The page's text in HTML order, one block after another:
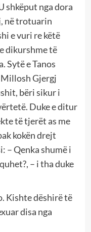
shkëput nga dora
në trotuarin
e vuri re këtë
dikurshme të
Sytë e Tanos
Gjergj
bëri sikur i
Duke e ditur
të tjerët as me
kokën drejt
– Qenka shumë i
– i tha duke
Kishte dëshirë të
disa nga